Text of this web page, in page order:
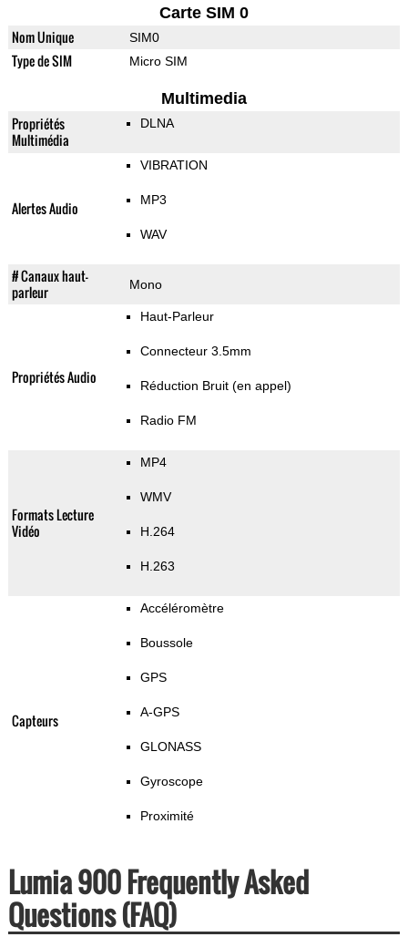
Carte SIM 0
Nom Unique SIM0
Type de SIM Micro SIM
Multimedia
Propriétés
Multimédia
DLNA
Alertes Audio
VIBRATION
MP3
WAV
# Canaux haut-
parleur
Mono
Propriétés Audio
Haut-Parleur
Connecteur 3.5mm
Réduction Bruit (en appel)
Radio FM
Formats Lecture
Vidéo
MP4
WMV
H.264
H.263
Capteurs
Accéléromètre
Boussole
GPS
A-GPS
GLONASS
Gyroscope
Proximité
Lumia 900 Frequently Asked
Questions (FAQ)